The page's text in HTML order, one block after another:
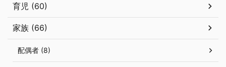
育児 (60)
家族 (66)
配偶者 (8)